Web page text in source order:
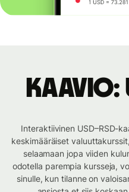
Kaavio:
Interaktiivinen USD–RSD-
keskimääräiset
selaamaan jopa viiden
odotella parempia kursseja,
sinulle, kun tilanne on